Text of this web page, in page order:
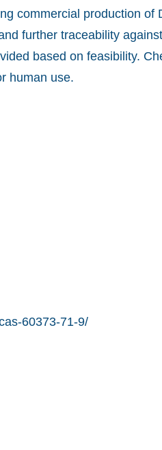
commercial production of
further traceability against
based on feasibility.
human use.
60373-71-9/